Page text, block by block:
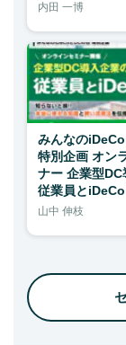
内田 一博
みんなのiDeCo
特別企画 オン
ナー 企業型
従業員とiDeCo
山中 伸枝